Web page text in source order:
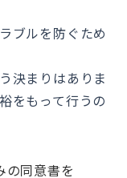
ブルを防ぐため
決まりはありま
をもって行うの
の同意書を